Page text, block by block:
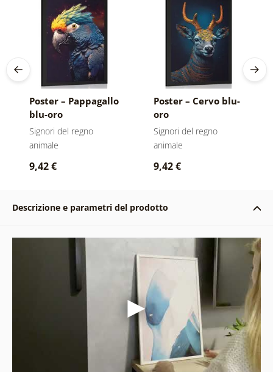
Poster – Pappagallo
blu-oro
Signori del regno
animale
9,42 €
Poster – Cervo blu-
oro
Signori del regno
animale
9,42 €
Descrizione e parametri del prodotto